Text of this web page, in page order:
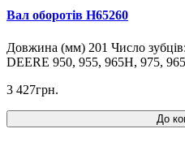
Вал оборотів H65260
Довжина (мм) 201 Число
DEERE 950, 955, 965H, 975,
3 427грн.
До